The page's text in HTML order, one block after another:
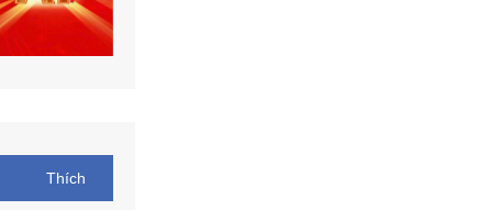
Thích